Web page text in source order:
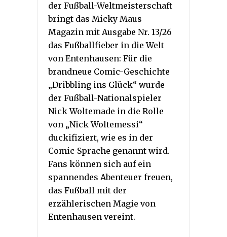
der Fußball-Weltmeisterschaft
bringt das Micky Maus
Magazin mit Ausgabe Nr. 13/26
das Fußballfieber in die Welt
von Entenhausen: Für die
brandneue Comic-Geschichte
„Dribbling ins Glück“ wurde
der Fußball-Nationalspieler
Nick Woltemade in die Rolle
von „Nick Woltemessi“
duckifiziert, wie es in der
Comic-Sprache genannt wird.
Fans können sich auf ein
spannendes Abenteuer freuen,
das Fußball mit der
erzählerischen Magie von
Entenhausen vereint.